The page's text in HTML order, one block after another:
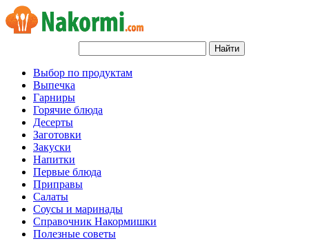
Выбор по продуктам
Выпечка
Гарниры
Горячие блюда
Десерты
Заготовки
Закуски
Напитки
Первые блюда
Приправы
Салаты
Соусы и маринады
Справочник Накормишки
Полезные советы